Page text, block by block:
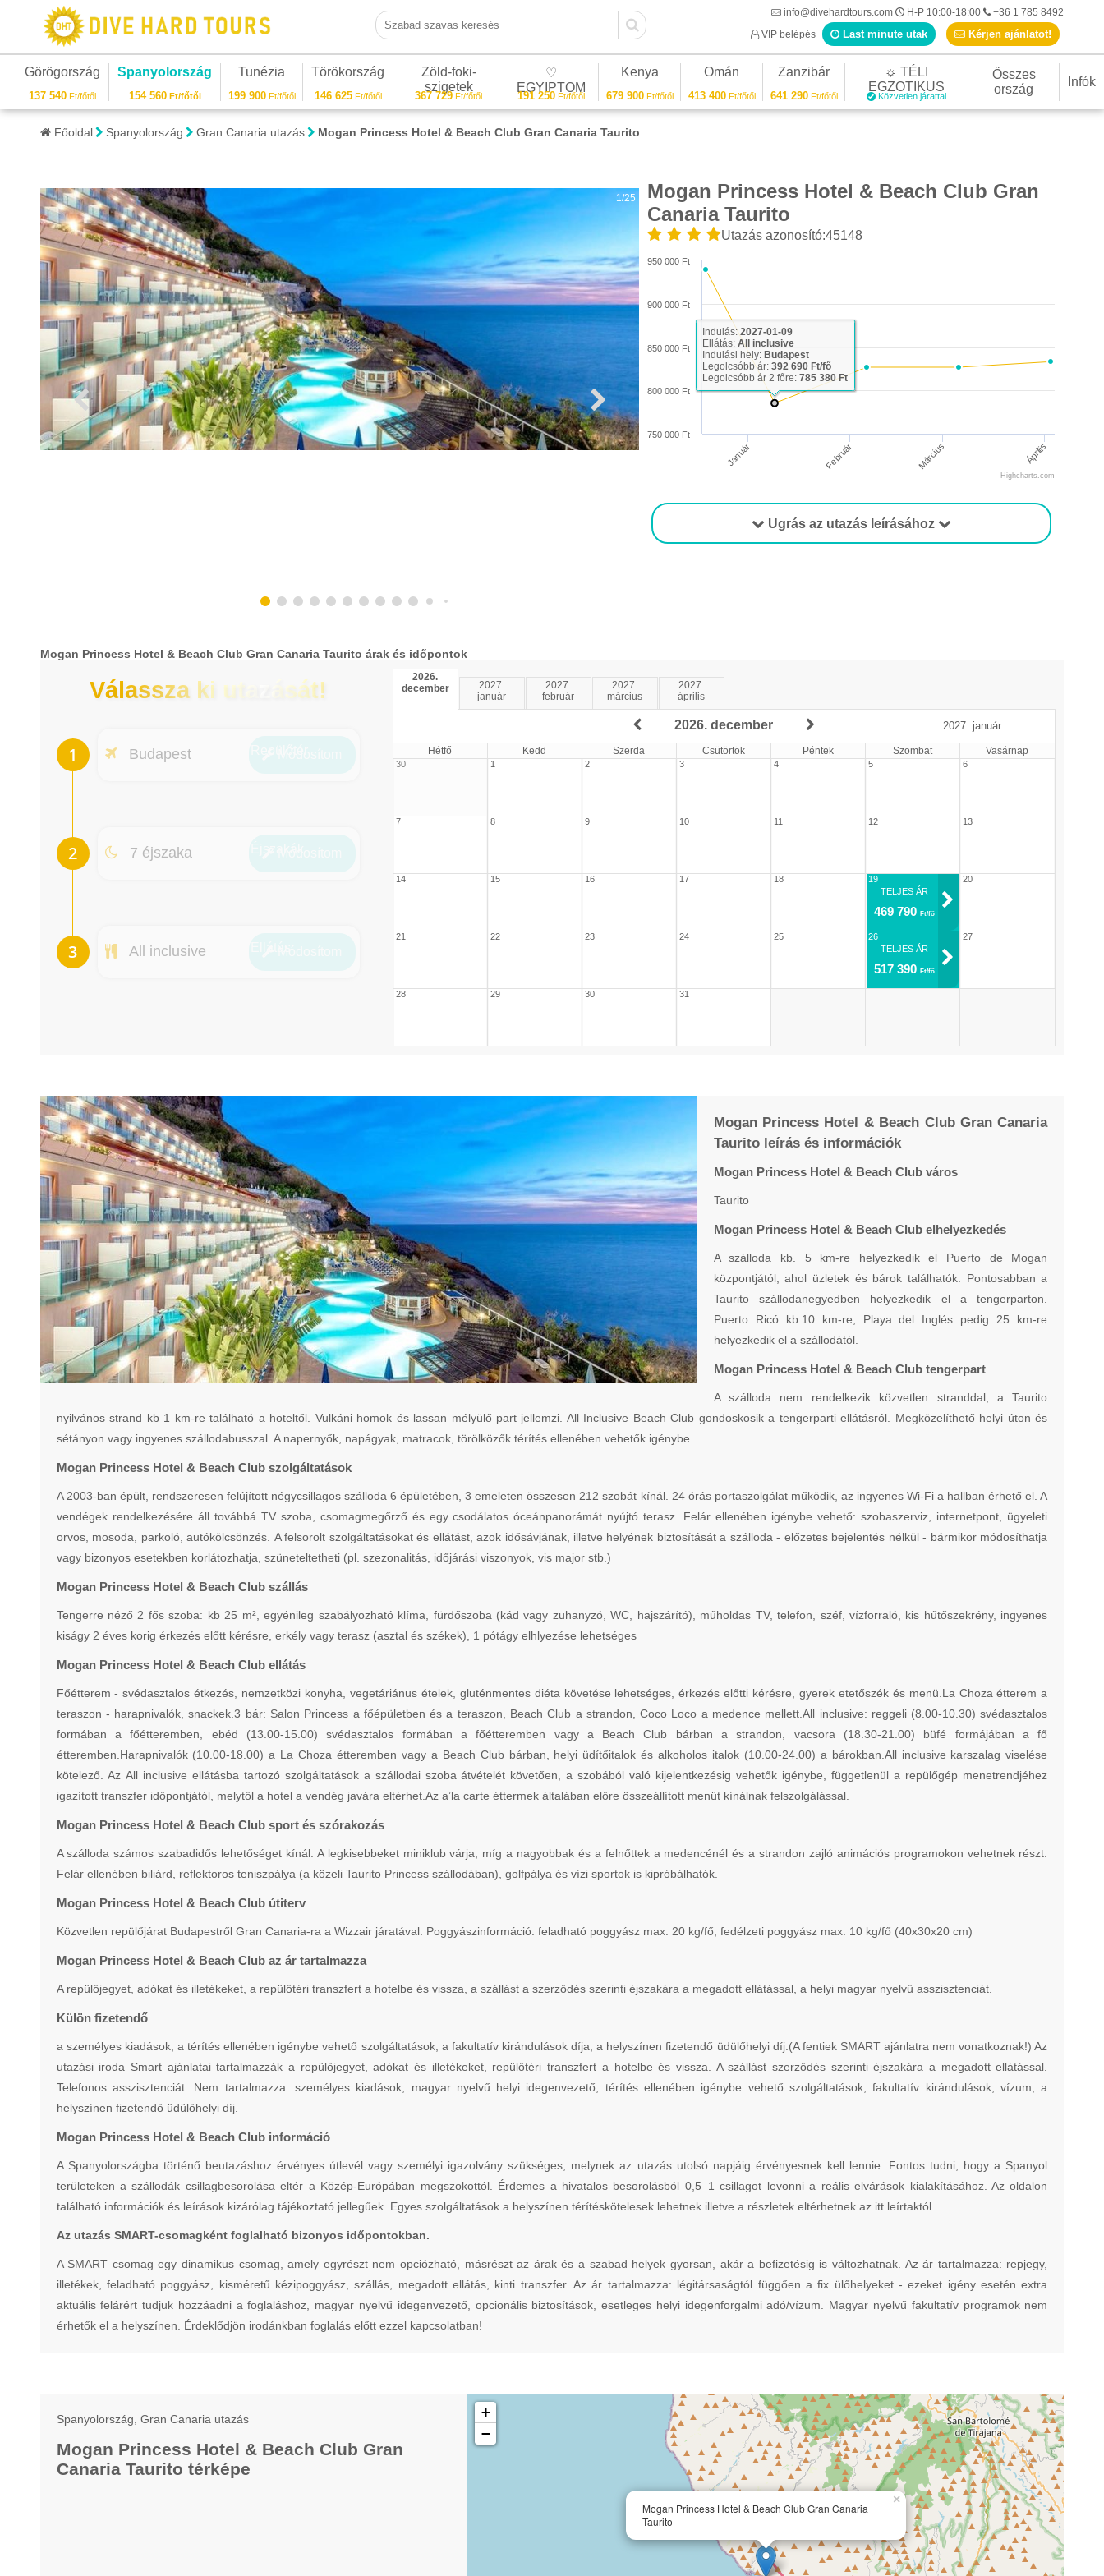
Szabad szavas keresés
info@divehardtours.com H-P 10:00-18:00
+36 1 785 8492
VIP belépés
Last minute utak Kérjen ajánlatot!
Görögország
137 540 Ft/főtől
Spanyolország
154 560Ft/főtől
Tunézia
199 900Ft/főtől
Törökország
146 625Ft/főtől
Zöld-foki-
szigetek
367 729 Ft/főtől
♡
EGYIPTOM
191 250 Ft/főtől
Kenya
679 900Ft/főtől
Omán
413 400Ft/főtől
Zanzibár
641 290Ft/főtől
☼ TÉLI
EGZOTIKUS
Közvetlen járattal
Összes
ország
Infók
Főoldal Spanyolország Gran Canaria utazás Mogan Princess Hotel & Beach Club Gran Canaria Taurito
Mogan Princess Hotel & Beach Club Gran
Canaria Taurito
Utazás azonosító:45148
Január Február Március Április
750 000 Ft
800 000 Ft
850 000 Ft
900 000 Ft
950 000 Ft
Highcharts.com
Indulás:2027-01-09
Ellátás:All inclusive
Indulási hely: Budapest
Legolcsóbb ár:392 690 Ft/fő
Legolcsóbb ár 2 főre:785 380 Ft
Ugrás az utazás leírásához
1/25
Mogan Princess Hotel & Beach Club Gran Canaria Taurito árak és időpontok
Válassza ki utazását!
Budapest
7 éjszaka
All inclusive
2026.
december
2027.
január
2027.
február
2027.
március
2027.
április
2026. december 2027. január
Hétfő Kedd Szerda Csütörtök Péntek Szombat Vasárnap
30 1 2 3 4 5 6
7 8 9 10 11 12 13
14 15 16 17 18
19
TELJES ÁR
469 790Ft/fő
20
21 22 23 24 25
26
TELJES ÁR
517 390Ft/fő
27
28 29 30 31
Mogan Princess Hotel & Beach Club Gran Canaria
Taurito leírás és információk
Mogan Princess Hotel & Beach Club város
Taurito
Mogan Princess Hotel & Beach Club elhelyezkedés
A szálloda kb. 5 km-re helyezkedik el Puerto de Mogan
központjától, ahol üzletek és bárok találhatók. Pontosabban a
Taurito szállodanegyedben helyezkedik el a tengerparton.
Puerto Ricó kb.10 km-re, Playa del Inglés pedig 25 km-re
helyezkedik el a szállodától.
Mogan Princess Hotel & Beach Club tengerpart
A szálloda nem rendelkezik közvetlen stranddal, a Taurito
nyilvános strand kb 1 km-re található a hoteltől. Vulkáni homok és lassan mélyülő part jellemzi. All Inclusive Beach Club gondoskosik a tengerparti ellátásról. Megközelíthető helyi úton és
sétányon vagy ingyenes szállodabusszal. A napernyők, napágyak, matracok, törölközők térítés ellenében vehetők igénybe.
Mogan Princess Hotel & Beach Club szolgáltatások
A 2003-ban épült, rendszeresen felújított négycsillagos szálloda 6 épületében, 3 emeleten összesen 212 szobát kínál. 24 órás portaszolgálat működik, az ingyenes Wi-Fi a hallban érhető el. A
vendégek rendelkezésére áll továbbá TV szoba, csomagmegőrző és egy csodálatos óceánpanorámát nyújtó terasz. Felár ellenében igénybe vehető: szobaszerviz, internetpont, ügyeleti
orvos, mosoda, parkoló, autókölcsönzés. A felsorolt szolgáltatásokat és ellátást, azok idősávjának, illetve helyének biztosítását a szálloda - előzetes bejelentés nélkül - bármikor módosíthatja
vagy bizonyos esetekben korlátozhatja, szüneteltetheti (pl. szezonalitás, időjárási viszonyok, vis major stb.)
Mogan Princess Hotel & Beach Club szállás
Tengerre néző 2 fős szoba: kb 25 m², egyénileg szabályozható klíma, fürdőszoba (kád vagy zuhanyzó, WC, hajszárító), műholdas TV, telefon, széf, vízforraló, kis hűtőszekrény, ingyenes
kiságy 2 éves korig érkezés előtt kérésre, erkély vagy terasz (asztal és székek), 1 pótágy elhlyezése lehetséges
Mogan Princess Hotel & Beach Club ellátás
Főétterem - svédasztalos étkezés, nemzetközi konyha, vegetáriánus ételek, gluténmentes diéta követése lehetséges, érkezés előtti kérésre, gyerek etetőszék és menü.La Choza étterem a
teraszon - harapnivalók, snackek.3 bár: Salon Princess a főépületben és a teraszon, Beach Club a strandon, Coco Loco a medence mellett.All inclusive: reggeli (8.00-10.30) svédasztalos
formában a főétteremben, ebéd (13.00-15.00) svédasztalos formában a főétteremben vagy a Beach Club bárban a strandon, vacsora (18.30-21.00) büfé formájában a fő
étteremben.Harapnivalók (10.00-18.00) a La Choza étteremben vagy a Beach Club bárban, helyi üdítőitalok és alkoholos italok (10.00-24.00) a bárokban.All inclusive karszalag viselése
kötelező. Az All inclusive ellátásba tartozó szolgáltatások a szállodai szoba átvételét követően, a szobából való kijelentkezésig vehetők igénybe, függetlenül a repülőgép menetrendjéhez
igazított transzfer időpontjától, melytől a hotel a vendég javára eltérhet.Az a’la carte éttermek általában előre összeállított menüt kínálnak felszolgálással.
Mogan Princess Hotel & Beach Club sport és szórakozás
A szálloda számos szabadidős lehetőséget kínál. A legkisebbeket miniklub várja, míg a nagyobbak és a felnőttek a medencénél és a strandon zajló animációs programokon vehetnek részt.
Felár ellenében biliárd, reflektoros teniszpálya (a közeli Taurito Princess szállodában), golfpálya és vízi sportok is kipróbálhatók.
Mogan Princess Hotel & Beach Club útiterv
Közvetlen repülőjárat Budapestről Gran Canaria-ra a Wizzair járatával. Poggyászinformáció: feladható poggyász max. 20 kg/fő, fedélzeti poggyász max. 10 kg/fő (40x30x20 cm)
Mogan Princess Hotel & Beach Club az ár tartalmazza
A repülőjegyet, adókat és illetékeket, a repülőtéri transzfert a hotelbe és vissza, a szállást a szerződés szerinti éjszakára a megadott ellátással, a helyi magyar nyelvű asszisztenciát.
Külön fizetendő
a személyes kiadások, a térítés ellenében igénybe vehető szolgáltatások, a fakultatív kirándulások díja, a helyszínen fizetendő üdülőhelyi díj.(A fentiek SMART ajánlatra nem vonatkoznak!) Az
utazási iroda Smart ajánlatai tartalmazzák a repülőjegyet, adókat és illetékeket, repülőtéri transzfert a hotelbe és vissza. A szállást szerződés szerinti éjszakára a megadott ellátással.
Telefonos asszisztenciát. Nem tartalmazza: személyes kiadások, magyar nyelvű helyi idegenvezető, térítés ellenében igénybe vehető szolgáltatások, fakultatív kirándulások, vízum, a
helyszínen fizetendő üdülőhelyi díj.
Mogan Princess Hotel & Beach Club információ
A Spanyolországba történő beutazáshoz érvényes útlevél vagy személyi igazolvány szükséges, melynek az utazás utolsó napjáig érvényesnek kell lennie. Fontos tudni, hogy a Spanyol
területeken a szállodák csillagbesorolása eltér a Közép-Európában megszokottól. Érdemes a hivatalos besorolásból 0,5–1 csillagot levonni a reális elvárások kialakításához. Az oldalon
található információk és leírások kizárólag tájékoztató jellegűek. Egyes szolgáltatások a helyszínen térítéskötelesek lehetnek illetve a részletek eltérhetnek az itt leírtaktól..
Az utazás SMART-csomagként foglalható bizonyos időpontokban.
A SMART csomag egy dinamikus csomag, amely egyrészt nem opciózható, másrészt az árak és a szabad helyek gyorsan, akár a befizetésig is változhatnak. Az ár tartalmazza: repjegy,
illetékek, feladható poggyász, kisméretű kézipoggyász, szállás, megadott ellátás, kinti transzfer. Az ár tartalmazza: légitársaságtól függően a fix ülőhelyeket - ezeket igény esetén extra
aktuális felárért tudjuk hozzáadni a foglaláshoz, magyar nyelvű idegenvezető, opcionális biztosítások, esetleges helyi idegenforgalmi adó/vízum. Magyar nyelvű fakultatív programok nem
érhetők el a helyszínen. Érdeklődjön irodánkban foglalás előtt ezzel kapcsolatban!
Spanyolország, Gran Canaria utazás
Mogan Princess Hotel & Beach Club Gran
Canaria Taurito térképe
Mogan Princess Hotel & Beach Club Gran Canaria
Taurito
×
+
−